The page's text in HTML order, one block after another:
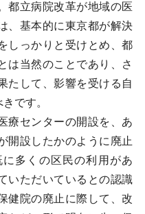
都立病院改革が地域の医
、基本的に東京都が解決
しっかりと受けとめ、都
は当然のことであり、さ
たして、影響を受ける自
です。
療センターの開設を、あ
開設したかのように廃止
多くの区民の利用があ
いただいているとの認識
健院の廃止に際して、改